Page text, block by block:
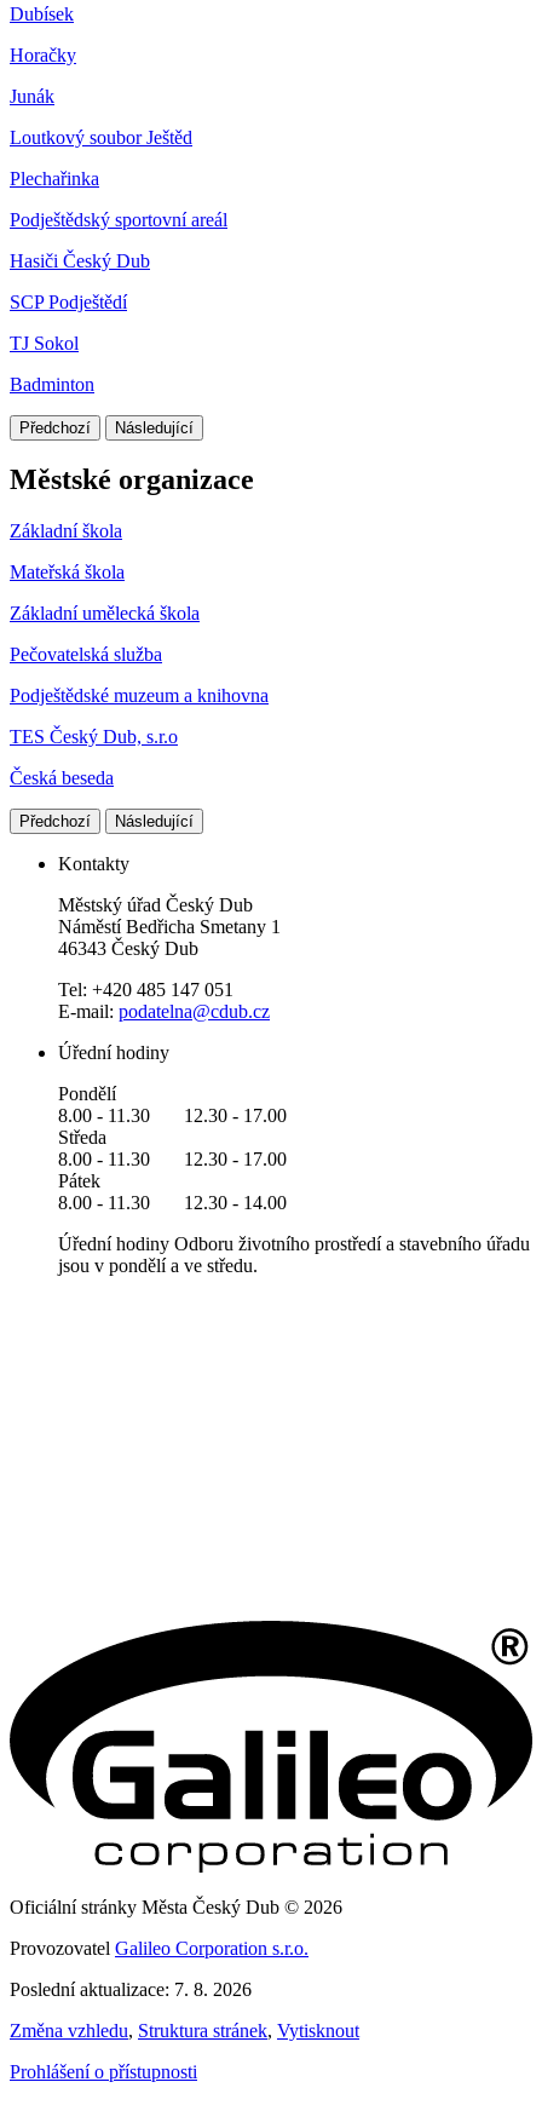
Dubísek
Horačky
Junák
Loutkový soubor Ještěd
Plechařinka
Podještědský sportovní areál
Hasiči Český Dub
SCP Podještědí
TJ Sokol
Badminton
Předchozí Následující
Městské organizace
Základní škola
Mateřská škola
Základní umělecká škola
Pečovatelská služba
Podještědské muzeum a knihovna
TES Český Dub, s.r.o
Česká beseda
Předchozí Následující
Kontakty
Městský úřad Český Dub
Náměstí Bedřicha Smetany 1
46343 Český Dub
Tel: +420 485 147 051
E-mail: podatelna@cdub.cz
Úřední hodiny
Pondělí
8.00 - 11.30 12.30 - 17.00
Středa
8.00 - 11.30 12.30 - 17.00
Pátek
8.00 - 11.30 12.30 - 14.00
Úřední hodiny Odboru životního prostředí a stavebního úřadu
jsou v pondělí a ve středu.
Oficiální stránky Města Český Dub © 2026
Provozovatel Galileo Corporation s.r.o.
Poslední aktualizace: 7. 8. 2026
Změna vzhledu, Struktura stránek, Vytisknout
Prohlášení o přístupnosti